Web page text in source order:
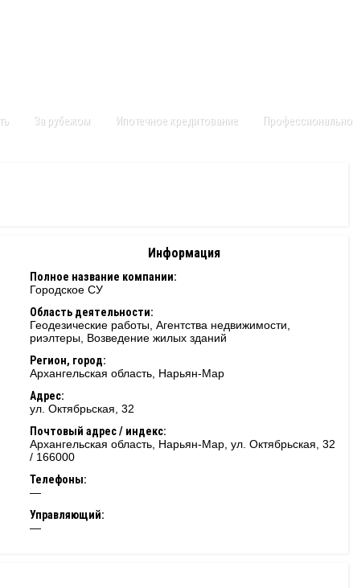
За рубежом Ипотечное кредитование Профессионально
Информация
Полное название компании:
Городское СУ
Область деятельности:
Геодезические работы, Агентства недвижимости,
риэлтеры, Возведение жилых зданий
Регион, город:
Архангельская область Нарьян-Мар
Адрес:
ул. Октябрьская, 32
Почтовый адрес / индекс:
Архангельская область, Нарьян-Мар, ул. Октябрьская, 32
/ 166000
Телефоны:
—
Управляющий:
—